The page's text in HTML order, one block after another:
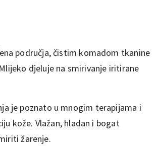
područja, čistim komadom tkanine
djeluje na smirivanje iritirane
je poznato u mnogim terapijama i
kože. Vlažan, hladan i bogat
žarenje.